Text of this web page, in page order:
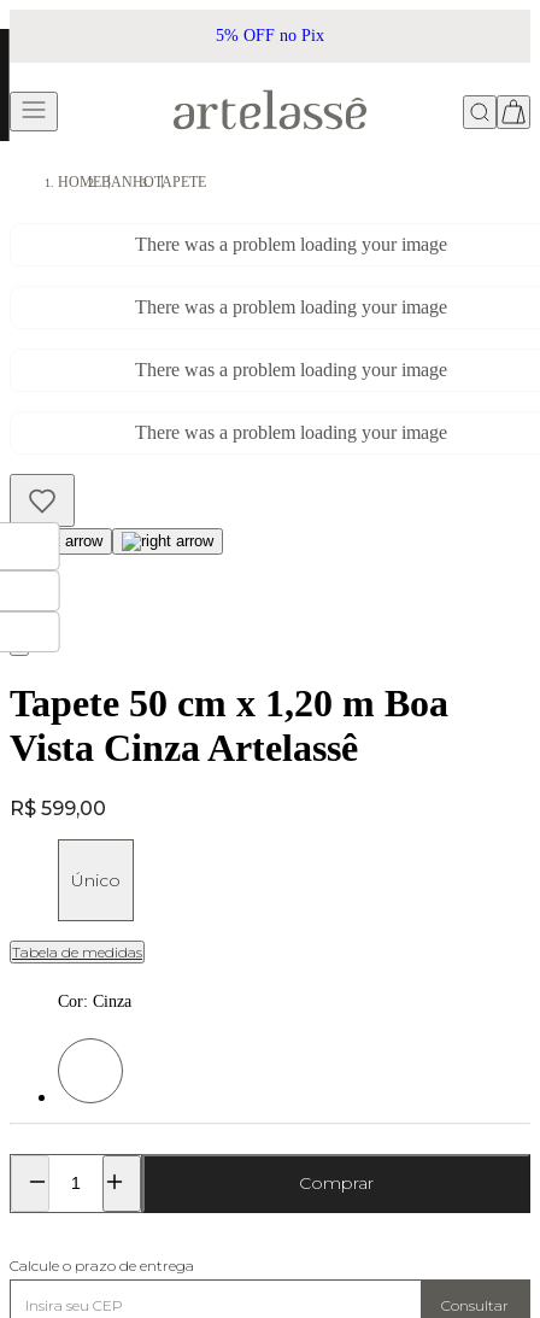
5% OFF no Pix
HOMEBANHOTAPETE
There was a problem loading your image
There was a problem loading your image
There was a problem loading your image
There was a problem loading your image
Tapete 50 cm x 1,20 m Boa
Vista Cinza Artelassê
Price:
R$ 599,00
Único
Tabela de medidas
Cor: Cinza
Cor: Cinza
Comprar
Calcule o prazo de entrega
Consultar